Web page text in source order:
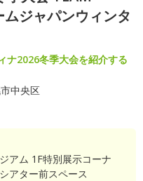
ムジャパンウィンタ
ナ2026冬季大会を紹介する
中央区
アム 1F特別展示コーナ
アター前スペース